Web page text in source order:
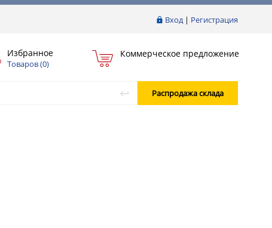
Вход| Регистрация
Избранное
Товаров (0)
Коммерческое предложение
Распродажа склада